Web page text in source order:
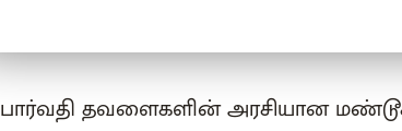
பார்வதி தவளைகளின் அரசியான